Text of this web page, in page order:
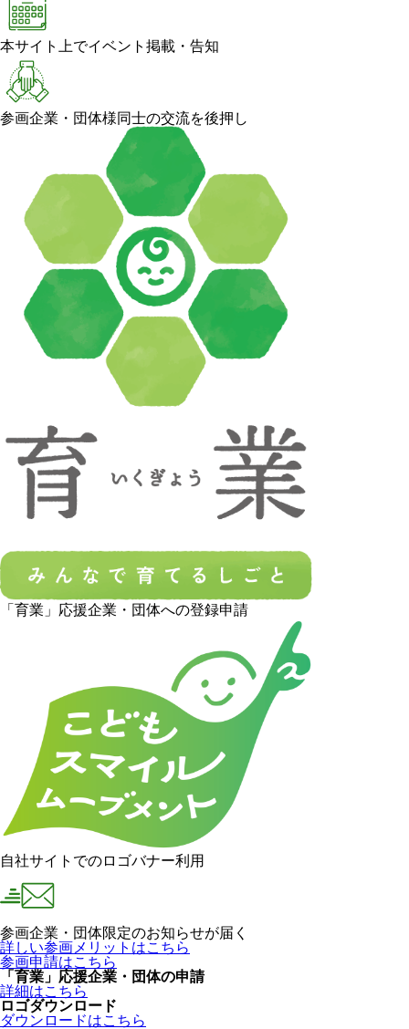
本サイト上でイベント掲載・告知
参画企業・団体様同士の交流を後押し
「育業」応援企業・団体への登録申請
自社サイトでのロゴバナー利用
参画企業・団体限定のお知らせが届く
詳しい参画メリットはこちら
参画申請はこちら
「育業」応援企業・団体の申請
詳細はこちら
ロゴダウンロード
ダウンロードはこちら